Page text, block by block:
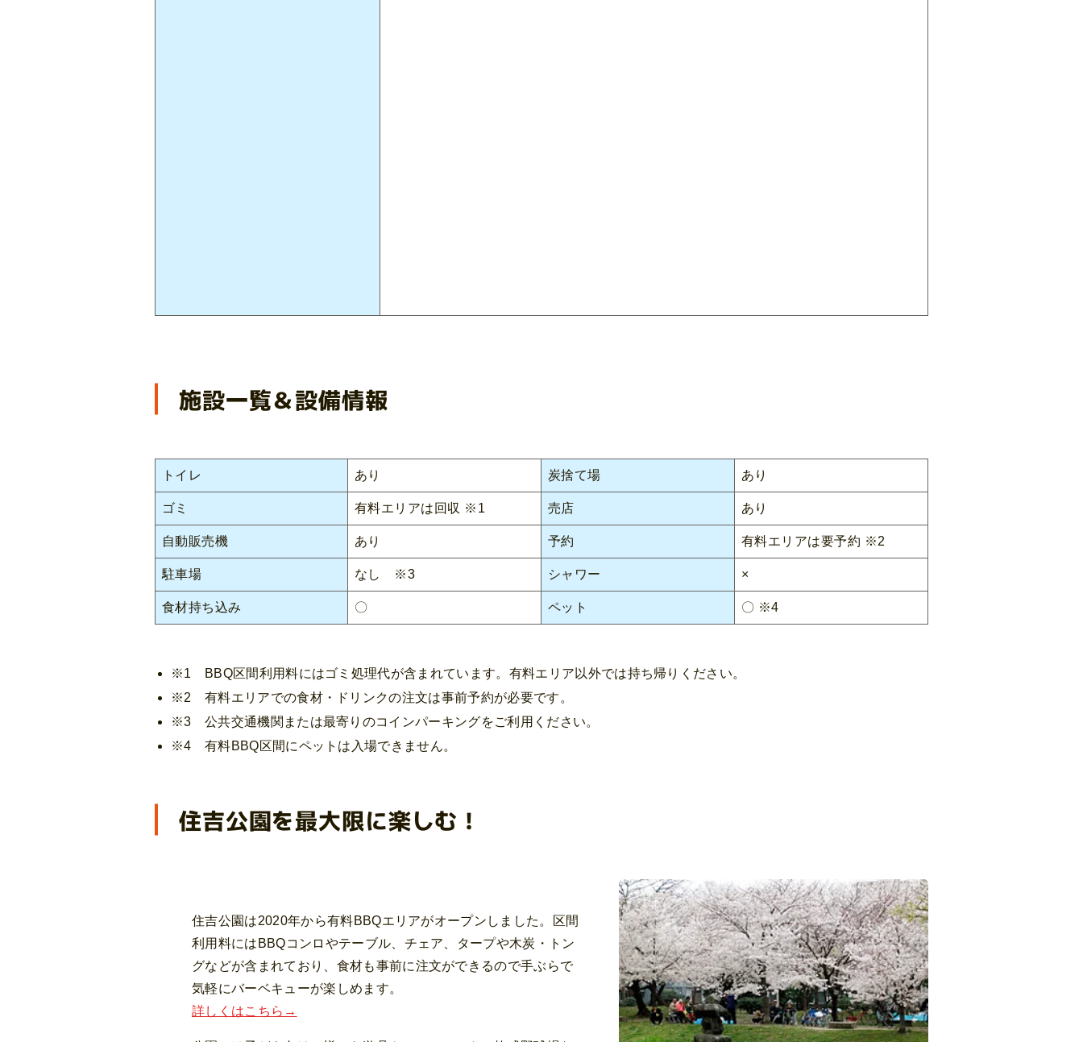
施設一覧＆設備情報
トイレ あり 炭捨て場 あり
ゴミ 有料エリアは回収 ※1 売店 あり
自動販売機 あり 予約 有料エリアは要予約 ※2
駐車場 なし ※3 シャワー ×
食材持ち込み 〇 ペット 〇 ※4
※1 BBQ区間利用料にはゴミ処理代が含まれています。有料エリア以外では持ち帰りください。
※2 有料エリアでの食材・ドリンクの注文は事前予約が必要です。
※3 公共交通機関または最寄りのコインパーキングをご利用ください。
※4 有料BBQ区間にペットは入場できません。
住吉公園を最大限に楽しむ！
住吉公園は2020年から有料BBQエリアがオープンしました。区間
利用料にはBBQコンロやテーブル、チェア、タープや木炭・トン
グなどが含まれており、食材も事前に注文ができるので手ぶらで
気軽にバーベキューが楽しめます。
詳しくはこちら→